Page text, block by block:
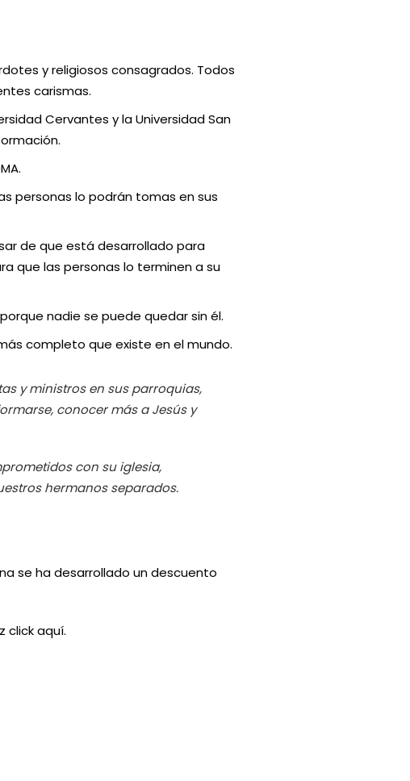
y religiosos consagrados. Todos
carismas.
Cervantes y la Universidad San
personas lo podrán tomas en sus
de que está desarrollado para
que las personas lo terminen a su
nadie se puede quedar sin él.
completo que existe en el mundo.
y ministros en sus parroquias,
conocer más a Jesús y
con su iglesia,
hermanos separados.
se ha desarrollado un descuento
click aquí.